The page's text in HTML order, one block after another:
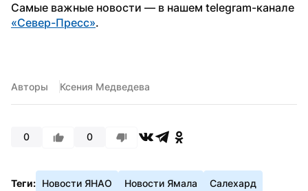
«Север-Пресс».
Авторы Ксения Медведева
0 0
Теги: Новости ЯНАО Новости Ямала Салехард